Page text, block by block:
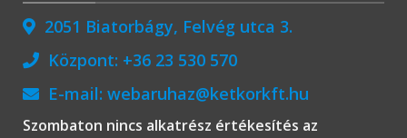
2051 Biatorbágy, Felvég utca 3.
Központ: +36 23 530 570
E-mail: webaruhaz@ketkorkft.hu
Szombaton nincs alkatrész értékesítés az